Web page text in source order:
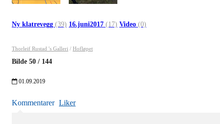
Ny klatrevegg (39) 16.juni2017 (17) Video (0)
Thorleif Rustad 's Galleri / Hofløpet
Bilde 50 / 144
01.09.2019
Kommentarer Liker